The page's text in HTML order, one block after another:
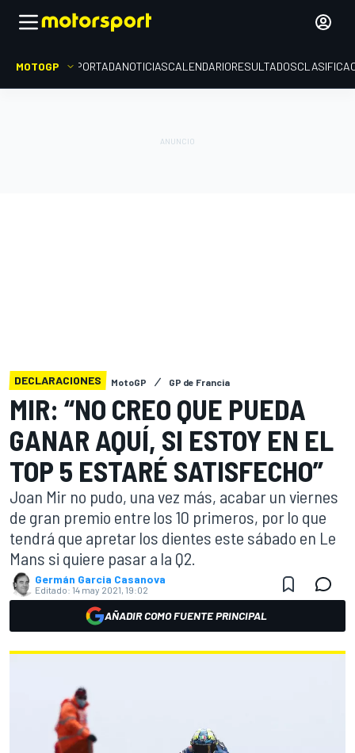
MOTOGP PORTADANOTICIASCALENDARIORESULTADOS
DECLARACIONES MotoGP GP de Francia
MIR: “NO CREO QUE PUEDA
GANAR AQUÍ, SI ESTOY EN EL
TOP 5 ESTARÉ SATISFECHO”
Joan Mir no pudo, una vez más, acabar un viernes
de gran premio entre los 10 primeros, por lo que
tendrá que apretar los dientes este sábado en Le
Mans si quiere pasar a la Q2.
Germán Garcia Casanova
Editado: 14 may 2021, 19:02
AÑADIR COMO FUENTE PRINCIPAL